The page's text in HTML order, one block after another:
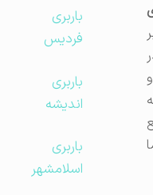
باربری
فردیس
باربری
اندیشه
باربری
اسلامشهر